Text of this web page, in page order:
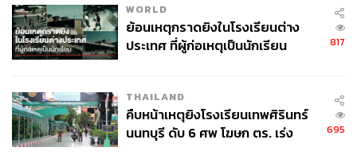
“ความร่วมมือระหว่าง ICS และคณะแพทยศาสตร์ศิริราช
พยาบาลครั้งนี้ ถือเป็นการรวมพลังกันของ 2 ผู้นำ จาก 2
ทางการแพทย์ และเป็นอีกก้าวสำคัญของการพัฒนาเมืองย่าน
ฝั่งธนบุรี รวมถึงเป็นการยกระดับคุณภาพชีวิต ทำให้
ประชาชนจำนวนมากเข้าถึงการดูแลสุขภาพ ภายใต้คอนเซ
ปต์แบบบูรณาการ ด้วยความสะดวกสบายและรวดเร็วยิ่งขึ้น”
WORLD
ย้อนเหตุกราดยิงในโรงเรียนต่าง
ประเทศ ที่ผู้ก่อเหตุเป็นนักเรียน
817
THAILAND
คืบหน้าเหตุยิงโรงเรียนเทพศิรินทร์
นนทบุรี ดับ 6 ศพ โฆษก ตร. เร่ง
695